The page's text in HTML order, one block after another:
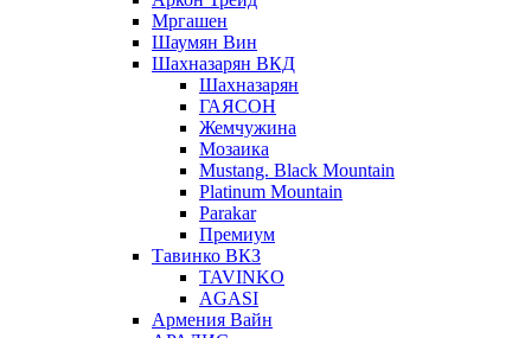
Мргашен
Шаумян Вин
Шахназарян ВКД
Шахназарян
ГАЯСОН
Жемчужина
Мозаика
Mustang. Black Mountain
Platinum Mountain
Parakar
Премиум
Тавинко ВКЗ
TAVINKO
AGASI
Армения Вайн